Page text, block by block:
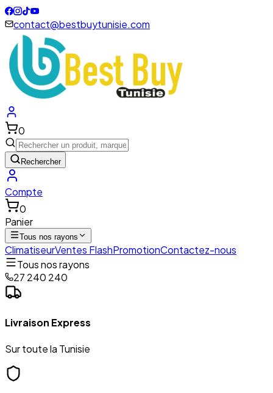
contact@bestbuytunisie.com
0
Rechercher
Compte
0
Panier
Tous nos rayons
ClimatiseurVentes FlashPromotionContactez-nous
Tous nos rayons
27 240 240
Livraison Express
Sur toute la Tunisie